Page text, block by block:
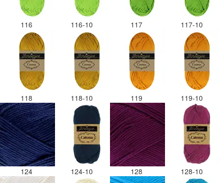
116 116-10 117 117-10
118 118-10 119 119-10
124 124-10 128 128-10